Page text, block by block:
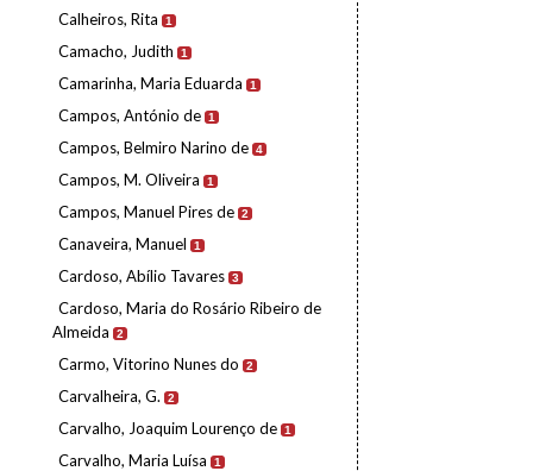
Calheiros, Rita 1
Camacho, Judith 1
Camarinha, Maria Eduarda 1
Campos, António de 1
Campos, Belmiro Narino de 4
Campos, M. Oliveira 1
Campos, Manuel Pires de 2
Canaveira, Manuel 1
Cardoso, Abílio Tavares 3
Cardoso, Maria do Rosário Ribeiro de
Almeida
2
Carmo, Vitorino Nunes do 2
Carvalheira, G. 2
Carvalho, Joaquim Lourenço de 1
Carvalho, Maria Luísa 1